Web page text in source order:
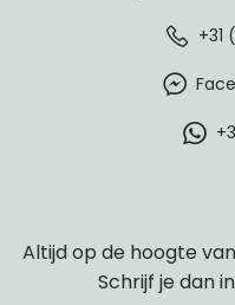
+31
Altijd op de hoogte
Schrijf je dan